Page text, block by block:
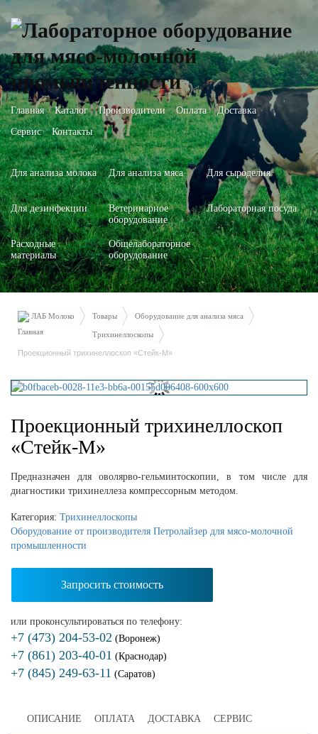
Главная Каталог Производители Оплата
Доставка
Сервис
Контакты
Для анализа молока Для анализа мяса Для сыроделия
Для дезинфекции
Ветеринарное
оборудование
Лабораторная посуда
Расходные
материалы
Общелабораторное
оборудование
ЛАБ Молоко Товары Оборудование для анализа мяса
Трихинеллоскопы
Проекционный трихинеллоскоп «Стейк-М»
Проекционный трихинеллоскоп
«Стейк-М»
Предназначен для оволярво-гельминтоскопии, в том числе для
диагностики трихинеллеза компрессорным методом.
Категория: Трихинеллоскопы
Оборудование от производителя Петролайзер для мясо-молочной
промышленности
Запросить стоимость
или проконсультироваться по телефону:
+7 (473) 204-53-02 (Воронеж)
+7 (861) 203-40-01 (Краснодар)
+7 (845) 249-63-11 (Саратов)
ОПИСАНИЕ ОПЛАТА ДОСТАВКА СЕРВИС